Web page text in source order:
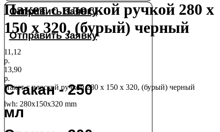
Отправить заявку
Отправить заявку
Стакан - 250
мл
Пакет с плоской ручкой 280 х
150 х 320, (бурый) черный
11,12
р.
13,90
р.
Пакет с плоской ручкой 280 х 150 х 320, (бурый) черный
lwh: 280x150x320 mm